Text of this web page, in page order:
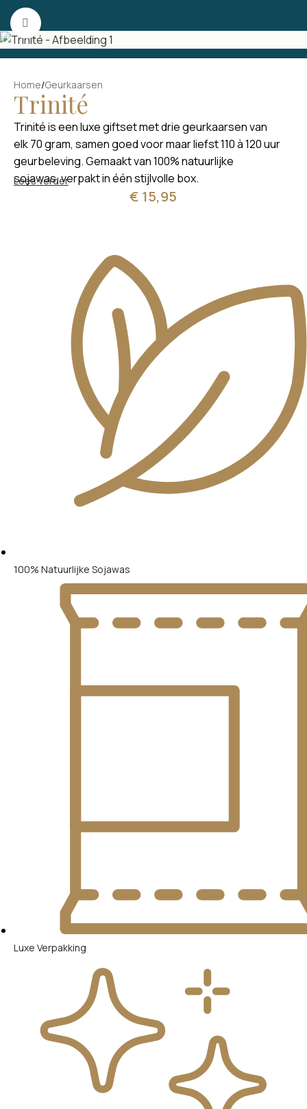
Skip to navigation
Click to enlarge
Home/Geurkaarsen
Trinité
Trinité is een luxe giftset met drie geurkaarsen van
elk 70 gram, samen goed voor maar liefst 110 à 120 uur
geurbeleving. Gemaakt van 100% natuurlijke
sojawas, verpakt in één stijlvolle box.
Lees verder
€ 15,95
100% Natuurlijke Sojawas
Luxe Verpakking